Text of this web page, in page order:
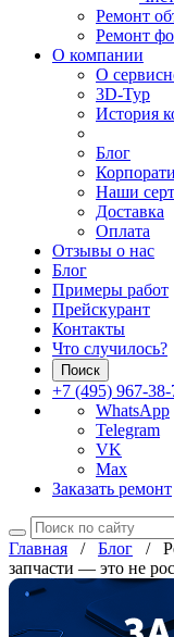
Ремонт
Ремонт
О компании
О
3D-Тур
История
Блог
Наши
Доставка
Оплата
Отзывы о нас
Блог
Примеры работ
Прейскурант
Контакты
Что случилось?
Поиск
+7 (495) 967-38-
WhatsApp
Telegram
VK
Max
Заказать ремонт
Главная / Блог /
запчасти — это не